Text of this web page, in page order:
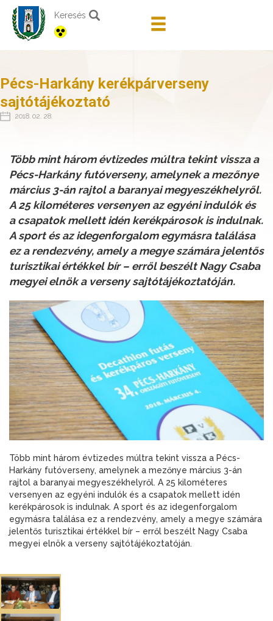
Keresés
Pécs-Harkány kerékpárverseny
sajtótájékoztató
2018. 02. 28.
Több mint három évtizedes múltra tekint vissza a
Pécs-Harkány futóverseny, amelynek a mezőnye
március 3-án rajtol a baranyai megyeszékhelyről.
A 25 kilométeres versenyen az egyéni indulók és
a csapatok mellett idén kerékpárosok is indulnak.
A sport és az idegenforgalom egymásra találása
ez a rendezvény, amely a megye számára jelentős
turisztikai értékkel bír – erről beszélt Nagy Csaba
megyei elnök a verseny sajtótájékoztatóján.
Több mint három évtizedes múltra tekint vissza a Pécs-
Harkány futóverseny, amelynek a mezőnye március 3-án
rajtol a baranyai megyeszékhelyről. A 25 kilométeres
versenyen az egyéni indulók és a csapatok mellett idén
kerékpárosok is indulnak. A sport és az idegenforgalom
egymásra találása ez a rendezvény, amely a megye számára
jelentős turisztikai értékkel bír – erről beszélt Nagy Csaba
megyei elnök a verseny sajtótájékoztatóján.